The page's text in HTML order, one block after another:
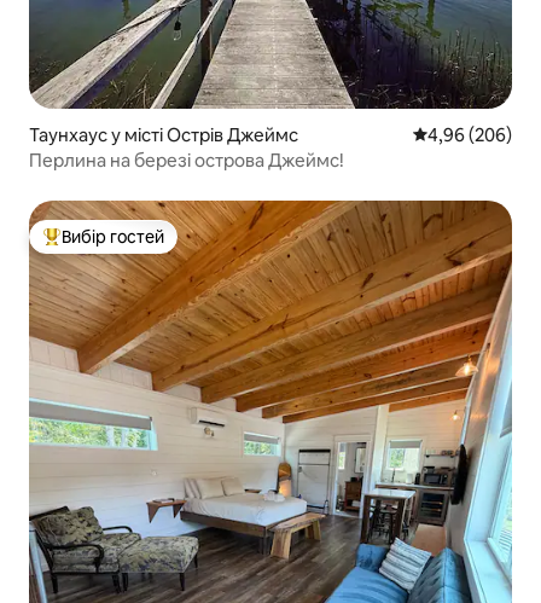
Таунхаус у місті Острів Джеймс Середня
4,96 (206)
Перлина на березі острова Джеймс!
Топ вибір гостей
Вибір гостей